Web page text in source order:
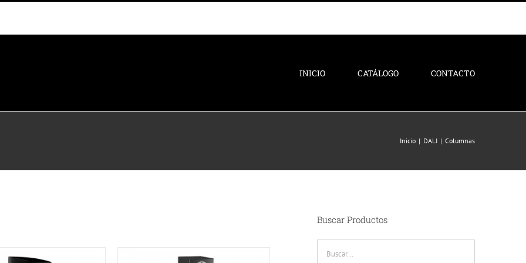
INICIO CATÁLOGO CONTACTO
Inicio DALI Columnas
DETALLES DETALLES
Buscar Productos